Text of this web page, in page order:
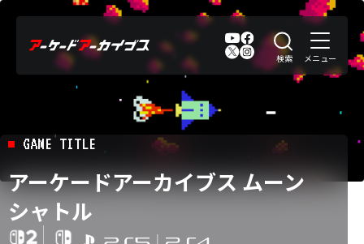
GAME TITLE
アーケードアーカイブス ムーン
シャトル